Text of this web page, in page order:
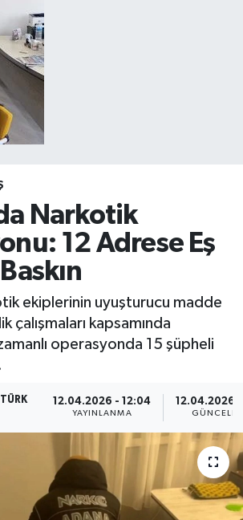
Narkotik
12 Adrese Eş
ekiplerinin uyuşturucu madde
çalışmaları kapsamında
operasyonda 15 şüpheli
12.04.2026 - 12:04
YAYINLANMA
12.04.2026